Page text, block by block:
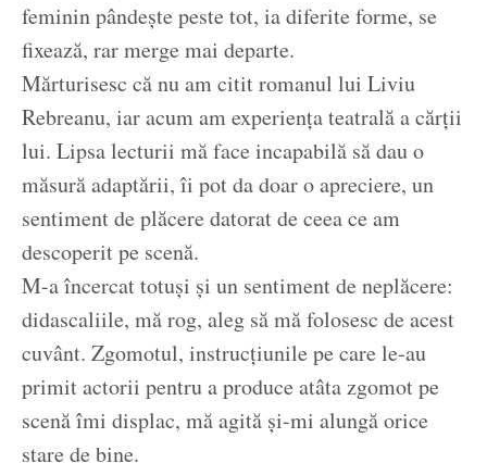
feminin pândește peste tot, ia diferite forme, se
fixează, rar merge mai departe.
Mărturisesc că nu am citit romanul lui Liviu
Rebreanu, iar acum am experiența teatrală a cărții
lui. Lipsa lecturii mă face incapabilă să dau o
măsură adaptării, îi pot da doar o apreciere, un
sentiment de plăcere datorat de ceea ce am
descoperit pe scenă.
M-a încercat totuși și un sentiment de neplăcere:
didascaliile, mă rog, aleg să mă folosesc de acest
cuvânt. Zgomotul, instrucțiunile pe care le-au
primit actorii pentru a produce atâta zgomot pe
scenă îmi displac, mă agită și-mi alungă orice
stare de bine.